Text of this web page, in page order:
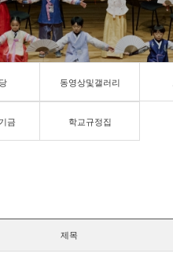
동영상및갤러리
금 학교규정집
제목